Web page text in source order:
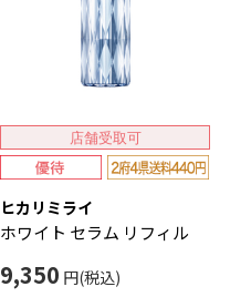
店舗受取可
ヒカリミライ
ホワイト セラム リフィル
9,350 円(税込)